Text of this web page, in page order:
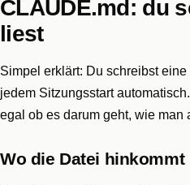
CLAUDE.md: du
liest
Simpel erklärt: Du schreibst
jedem Sitzungsstart
egal ob es darum geht, wie man
Wo die Datei hinkommt